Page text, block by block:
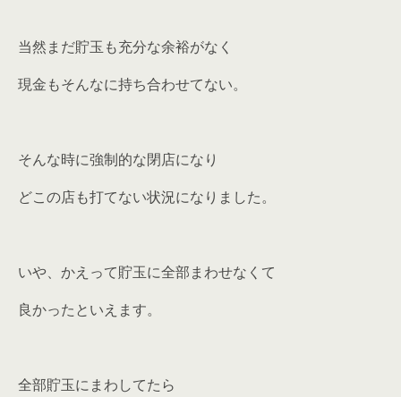
当然まだ貯玉も充分な余裕がなく
現金もそんなに持ち合わせてない。
そんな時に強制的な閉店になり
どこの店も打てない状況になりました。
いや、かえって貯玉に全部まわせなくて
良かったといえます。
全部貯玉にまわしてたら